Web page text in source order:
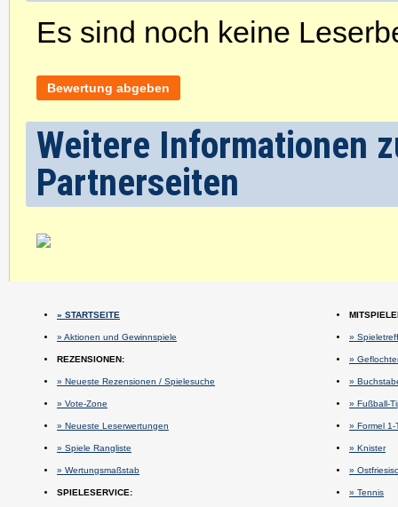
Es sind noch keine
Bewertung abgeben
Weitere Informationen
Partnerseiten
» STARTSEITE
» Aktionen und Gewinnspiele
REZENSIONEN:
» Neueste Rezensionen / Spielesuche
» Vote-Zone
» Neueste Leserwertungen
» Spiele Rangliste
» Wertungsmaßstab
SPIELESERVICE:
»
»
»
» Fußball-
» Formel 1-
» Knister
»
» Tennis